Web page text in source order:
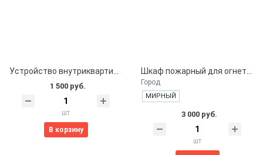
1 500 руб.
шт
В корзину
Город
МИРНЫЙ
3 000 руб.
шт